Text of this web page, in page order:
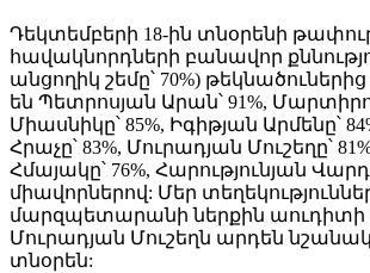
Դեկտեմբերի 18-ին տնօրենի
հավակնորդների բանավոր
անցողիկ շեմը՝ 70%)
են Պետրոսյան Արան՝ 91%,
Միասնիկը՝ 85%, Իգիթյան Արմենը՝
Հրաչը՝ 83%, Մուրադյան Մուշեղը՝
Հմայակը՝ 76%, Հարությունյան
միավորներով: Մեր
մարզպետարանի ներքին
Մուրադյան Մուշեղն արդեն
տնօրեն: